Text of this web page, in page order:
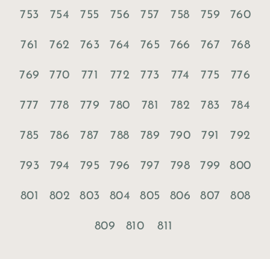
753 754 755 756 757 758 759 760
761 762 763 764 765 766 767 768
769 770 771 772 773 774 775 776
777 778 779 780 781 782 783 784
785 786 787 788 789 790 791 792
793 794 795 796 797 798 799 800
801 802 803 804 805 806 807 808
809 810 811